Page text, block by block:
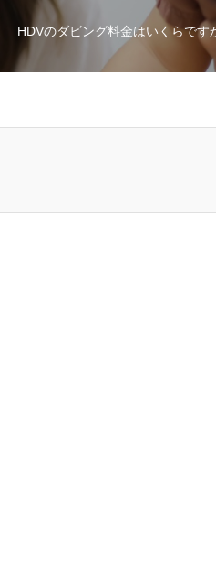
HDVのダビング料金はいくらです